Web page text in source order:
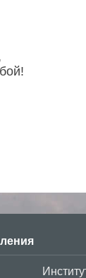
Yunus